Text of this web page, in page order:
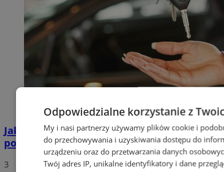
Jakie auta jeżdżą po tyskich, śląskich i
polskich drogach? Te wyniki Was zaskoczą!
3
Odpowiedzialne korzystanie z
My i nasi partnerzy używamy plików cookie i
do przechowywania i uzyskiwania dostępu do
urządzeniu oraz do przetwarzania danych
Twój adres IP, unikalne identyfikatory i dane